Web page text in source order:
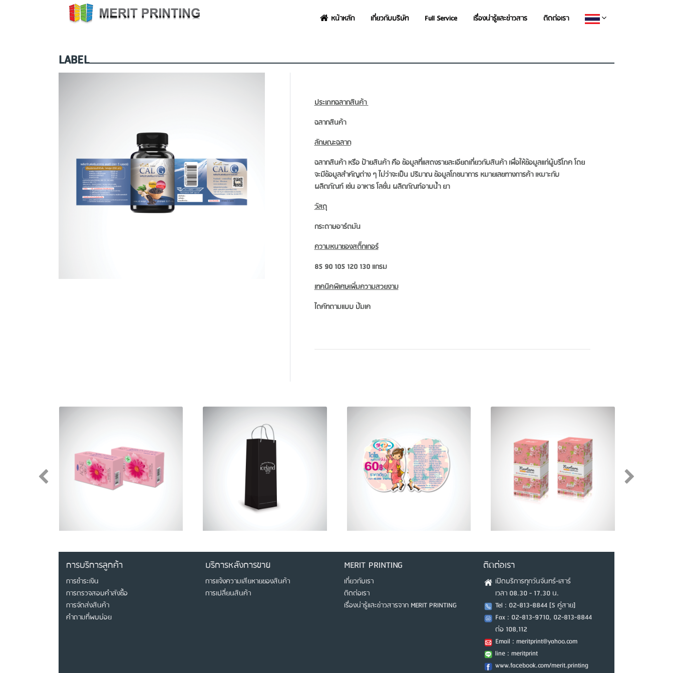
หน้าหลัก เกี่ยวกับบริษัท Full Service เรื่องน่ารู้และข่าวสาร ติดต่อเรา
LABEL
ประเภทฉลากสินค้า
ฉลากสินค้า
ลักษณะฉลาก
ฉลากสินค้า หรือ ป้ายสินค้า คือ ข้อมูลที่แสดงรายละเอียดเกี่ยวกับสินค้า เพื่อให้ข้อมูลแก่ผู้บริโภค โดย
จะมีข้อมูลสำคัญต่าง ๆ ไม่ว่าจะเป็น ปริมาณ ข้อมูลโภชนาการ หมายเลขทางการค้า เหมาะกับ
ผลิตภัณฑ์ เช่น อาหาร โลชั่น ผลิตภัณฑ์อาบน้ำ ยา
วัสดุ
กระดาษอาร์ตมัน
ความหนาของสติ๊กเกอร์
85 90 105 120 130 แกรม
เทคนิคพิเศษเพิ่มความสวยงาม
ไดคัทตามแบบ ปั๊มเค
การบริการลูกค้า
การชำระเงิน
การตรวจสอบคำสังซื้อ
การจัดส่งสินค้า
คำถามที่พบบ่อย
บริการหลังการขาย
การแจ้งความเสียหายของสินค้า
การเปลี่ยนสินค้า
MERIT PRINTING
เกี่ยวกับเรา
ติดต่อเรา
เรื่องน่ารู้และข่าวสารจาก MERIT PRINTING
ติดต่อเรา
เปิดบริการทุกวันจันทร์-เสาร์
เวลา 08.30 - 17.30 น.
Tel : 02-813-8844 [5 คู่สาย]
Fax : 02-813-9710, 02-813-8844
ต่อ 108,112
Email : meritprint@yahoo.com
line : meritprint
www.facebook.com/merit.printing